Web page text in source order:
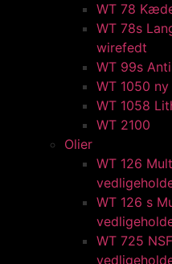
WT 78
WT 78s
wirefedt​
WT 99s
WT 1050 ny
WT 1058
WT 2100
Olier
WT 126
WT 126 s
WT 725